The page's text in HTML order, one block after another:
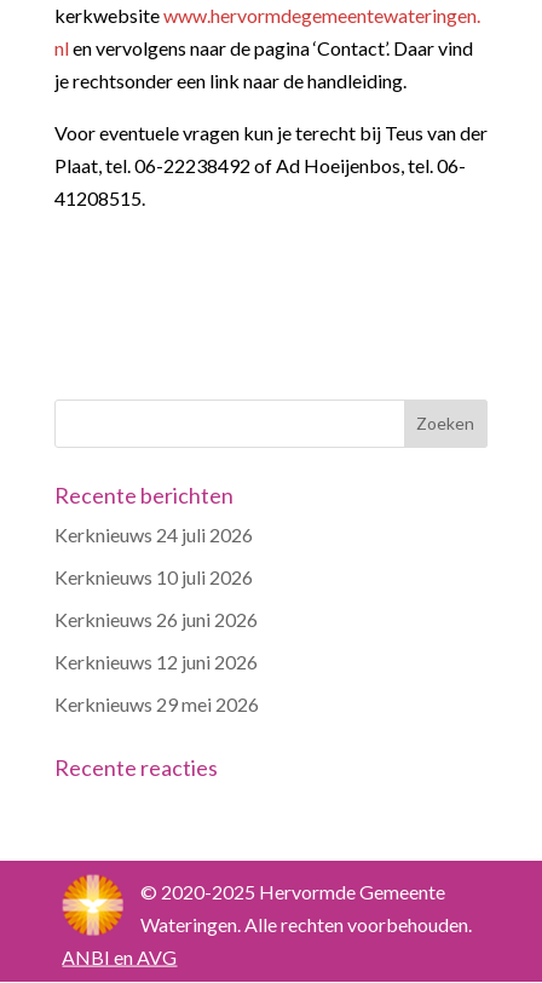
kerkwebsitewww.hervormdegemeentewateringen.
nlen vervolgens naar de pagina ‘Contact’. Daar vind
je rechtsonder een link naar de handleiding.
Voor eventuele vragen kun je terecht bij Teus van der
Plaat, tel. 06-22238492 of Ad Hoeijenbos, tel. 06-
41208515.
Recente berichten
Kerknieuws 24 juli 2026
Kerknieuws 10 juli 2026
Kerknieuws 26 juni 2026
Kerknieuws 12 juni 2026
Kerknieuws 29 mei 2026
Recente reacties
© 2020-2025 Hervormde Gemeente
Wateringen. Alle rechten voorbehouden.
ANBI en AVG